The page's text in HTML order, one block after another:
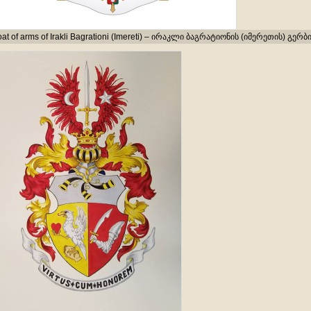
of arms of Irakli Bagrationi (Imereti) – ირაკლი ბაგრატიონის (იმერეთის) გერბი